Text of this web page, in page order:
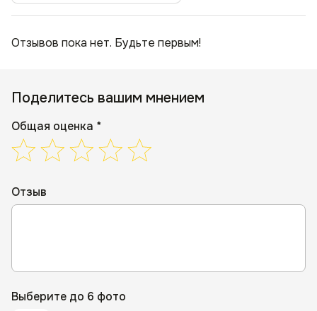
Отзывов пока нет. Будьте первым!
Поделитесь вашим мнением
Общая оценка *
Отзыв
Выберите до 6 фото